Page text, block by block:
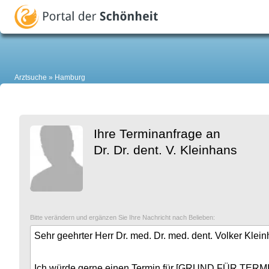
Arztsuche Hamburg
Ihre Terminanfrage an
Dr. Dr. dent. V. Kleinhans
Bitte verändern und ergänzen Sie Ihre Nachricht nach Belieben: